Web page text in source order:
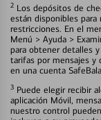
2 Los depósitos de
están disponibles
restricciones. En el
Menú > Ayuda >
para obtener detalles
tarifas por mensajes y
en una cuenta
3 Puede elegir recibir
aplicación Móvil,
nuestro control